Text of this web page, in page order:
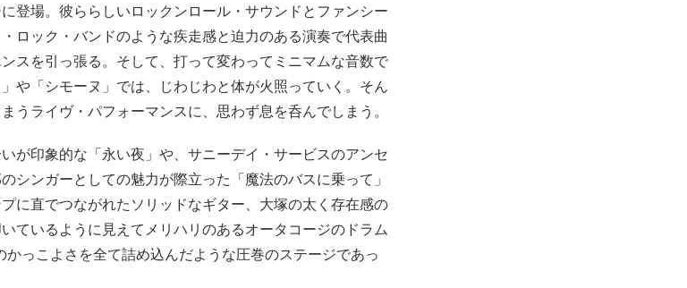
登場。彼ららしいロックンロール・サウンドとファンシー
ロック・バンドのような疾走感と迫力のある演奏で代表曲
スを引っ張る。そして、打って変わってミニマムな音数で
や「シモーヌ」では、じわじわと体が火照っていく。そん
うライヴ・パフォーマンスに、思わず息を呑んでしまう。
が印象的な「永い夜」や、サニーデイ・サービスのアンセ
シンガーとしての魅力が際立った「魔法のバスに乗って」
に直でつながれたソリッドなギター、大塚の太く存在感の
ているように見えてメリハリのあるオータコージのドラム
っこよさを全て詰め込んだような圧巻のステージであっ